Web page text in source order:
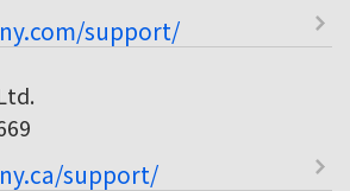
support/
support/